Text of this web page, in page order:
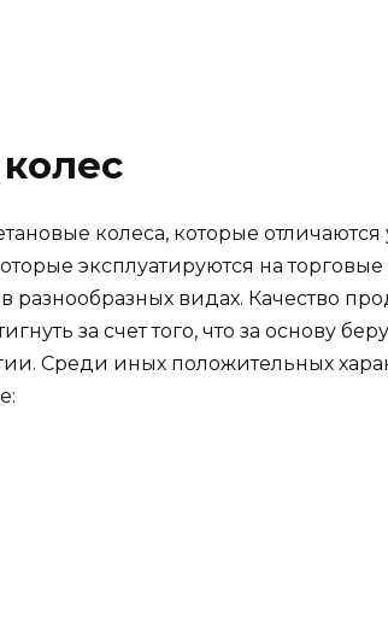
колеса, которые
эксплуатируются на торговые
видах. Качество
за счет того, что за основу
Среди иных положительных